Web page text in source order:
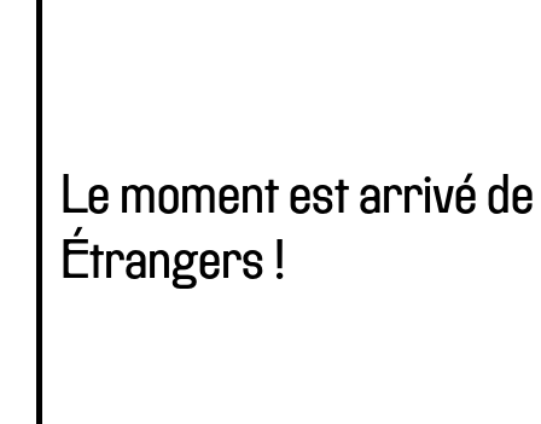
Le moment est arrivé
Étrangers !